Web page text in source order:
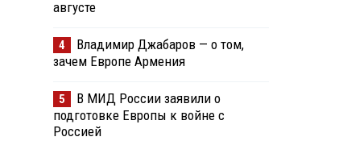
августе
4
Владимир Джабаров — о том,
зачем Европе Армения
5
В МИД России заявили о
подготовке Европы к войне с
Россией